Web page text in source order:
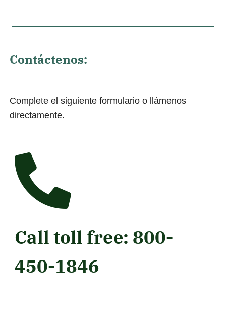
Contáctenos:
Complete el siguiente formulario o llámenos
directamente.
Call toll free: 800-
450-1846